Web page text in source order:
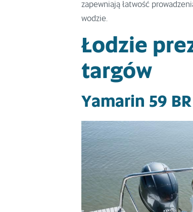
zapewniają łatwość
wodzie.
Łodzie
targów
Yamarin 59 BR